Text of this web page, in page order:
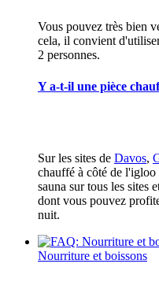
Vous pouvez très bien
cela, il convient
2 personnes.
Y a-t-il une pièce
Sur les sites de Davos,
chauffé à côté de
sauna sur tous les sites
dont vous pouvez
nuit.
Nourriture et boissons